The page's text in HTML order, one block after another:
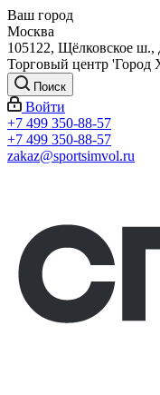
Ваш город
Москва
105122, Щёлковское ш.,
Торговый центр 'Город
Поиск
Войти
+7 499 350-88-57
+7 499 350-88-57
zakaz@sportsimvol.ru